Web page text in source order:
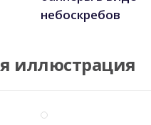
небоскребов
иллюстрация